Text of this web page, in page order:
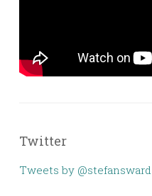
Twitter
Tweets by @stefansward